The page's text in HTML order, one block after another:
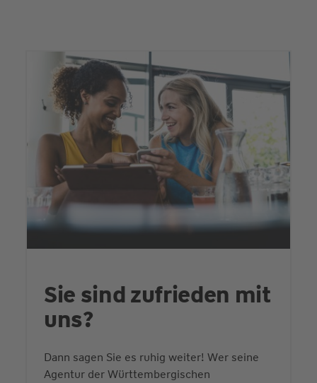
Sie sind zufrieden mit
uns?
Dann sagen Sie es ruhig weiter! Wer seine
Agentur der Württembergischen